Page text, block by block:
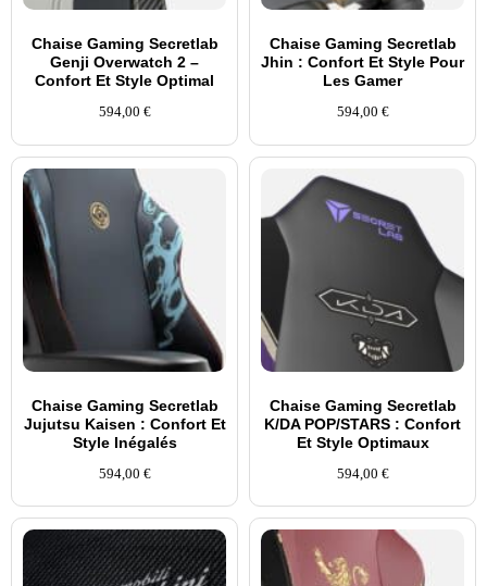
Chaise Gaming Secretlab
Genji Overwatch 2 –
Confort Et Style Optimal
594,00 €
Chaise Gaming Secretlab
Jhin : Confort Et Style Pour
Les Gamer
594,00 €
Chaise Gaming Secretlab
Jujutsu Kaisen : Confort Et
Style Inégalés
594,00 €
Chaise Gaming Secretlab
K/DA POP/STARS : Confort
Et Style Optimaux
594,00 €